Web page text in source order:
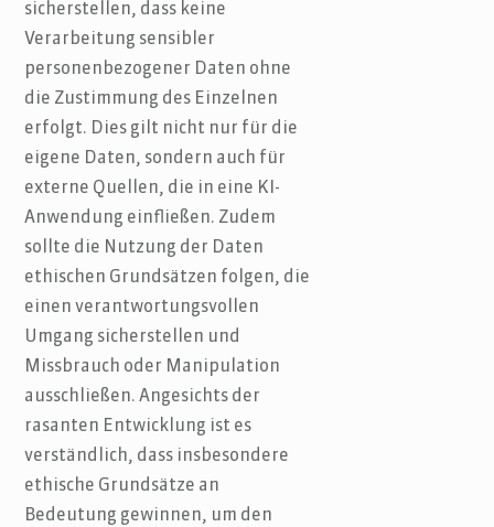
sicherstellen, dass keine
Verarbeitung sensibler
personenbezogener Daten ohne
die Zustimmung des Einzelnen
erfolgt. Dies gilt nicht nur für die
eigene Daten, sondern auch für
externe Quellen, die in eine KI-
Anwendung einfließen. Zudem
sollte die Nutzung der Daten
ethischen Grundsätzen folgen, die
einen verantwortungsvollen
Umgang sicherstellen und
Missbrauch oder Manipulation
ausschließen. Angesichts der
rasanten Entwicklung ist es
verständlich, dass insbesondere
ethische Grundsätze an
Bedeutung gewinnen, um den